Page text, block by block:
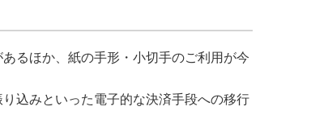
るほか、紙の手形・小切手のご利用が今
込みといった電子的な決済手段への移行